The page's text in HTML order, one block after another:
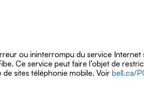
ou ininterrompu du service
Ce service peut faire l’objet de
sites téléphonie mobile. Voir bell.ca/